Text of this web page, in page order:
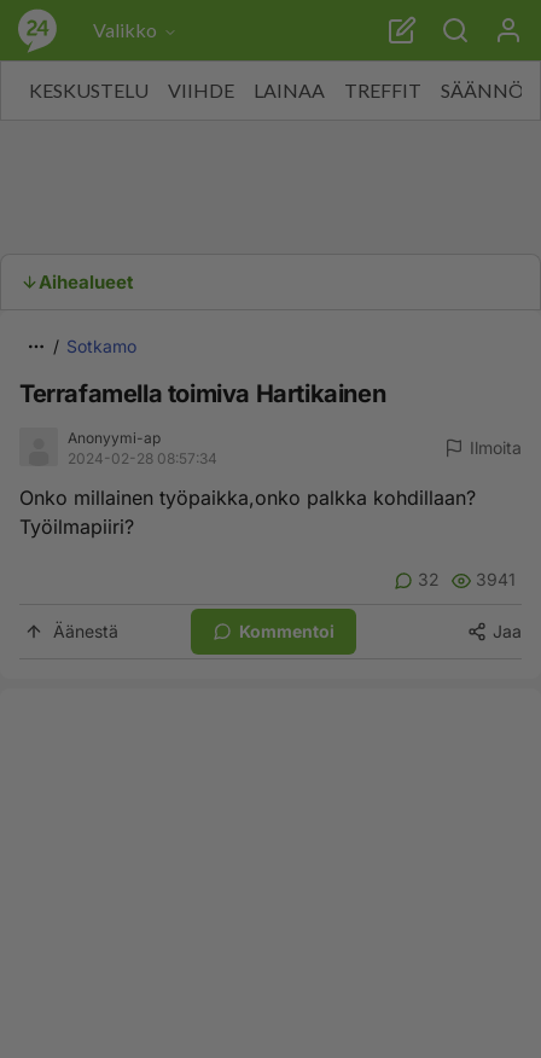
Valikko
KESKUSTELU VIIHDE LAINAA TREFFIT SÄÄNNÖT
Aihealueet
Sotkamo
Terrafamella toimiva Hartikainen
Anonyymi-ap
2024-02-28 08:57:34
Ilmoita
Onko millainen työpaikka,onko palkka kohdillaan?
Työilmapiiri?
32 3941
Äänestä Kommentoi Jaa